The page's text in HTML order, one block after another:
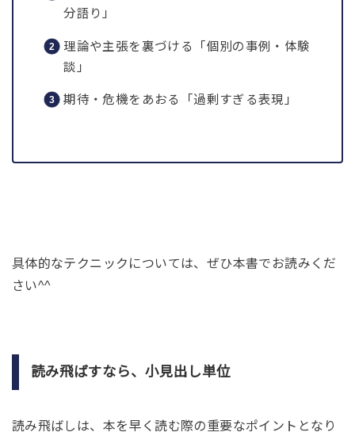
分語り」
理論や主張を裏づける「個別の事例・体験
談」
期待・危機をあおる「過剰すぎる表現」
具体的なテクニックについては、ぜひ本書でお読みくだ
さい^^
読み飛ばすなら、小見出し単位
読み飛ばしは、本を早く読む際の重要なポイントとなり